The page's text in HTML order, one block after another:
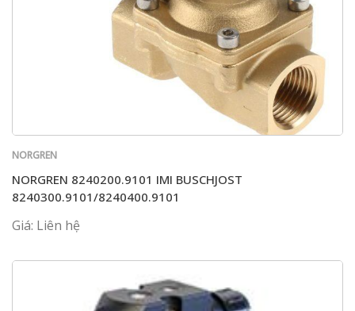
NORGREN
NORGREN 8240200.9101 IMI BUSCHJOST
8240300.9101/8240400.9101
Giá: Liên hệ